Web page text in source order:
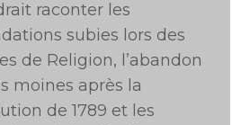
raconter les
subies lors des
de Religion, l’abandon
moines après la
de 1789 et les